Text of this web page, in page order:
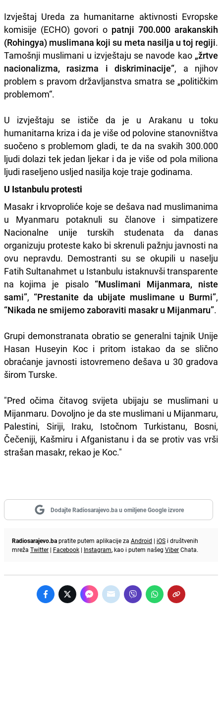
Izvještaj Ureda za humanitarne aktivnosti Evropske
komisije (ECHO) govori o patnji 700.000 arakanskih
(Rohingya) muslimana koji su meta nasilja u toj regiji.
Tamošnji muslimani u izvještaju se navode kao „žrtve
nacionalizma, rasizma i diskriminacije“, a njihov
problem s pravom državljanstva smatra se „političkim
problemom“.
U izvještaju se ističe da je u Arakanu u toku
humanitarna kriza i da je više od polovine stanovništva
suočeno s problemom gladi, te da na svakih 300.000
ljudi dolazi tek jedan ljekar i da je više od pola miliona
ljudi raseljeno usljed nasilja koje traje godinama.
U Istanbulu protesti
Masakr i krvoproliće koje se dešava nad muslimanima
u Myanmaru potaknuli su članove i simpatizere
Nacionalne unije turskih studenata da danas
organizuju proteste kako bi skrenuli pažnju javnosti na
ovu nepravdu. Demostranti su se okupili u naselju
Fatih Sultanahmet u Istanbulu istaknuvši transparente
na kojima je pisalo “Muslimani Mijanmara, niste
sami”, “Prestanite da ubijate muslimane u Burmi”,
“Nikada ne smijemo zaboraviti masakr u Mijanmaru”.
Grupi demonstranata obratio se generalni tajnik Unije
Hasan Huseyin Koc i pritom istakao da se slično
obraćanje javnosti istovremeno dešava u 30 gradova
širom Turske.
"Pred očima čitavog svijeta ubijaju se muslimani u
Mijanmaru. Dovoljno je da ste muslimani u Mijanmaru,
Palestini, Siriji, Iraku, Istočnom Turkistanu, Bosni,
Čečeniji, Kašmiru i Afganistanu i da se protiv vas vrši
strašan masakr, rekao je Koc."
Dodajte Radiosarajevo.ba u omiljene Google izvore
Radiosarajevo.bapratite putem aplikacije za Android | iOS i društvenih
mreža Twitter | Facebook | Instagram, kao i putem našeg ViberChata.